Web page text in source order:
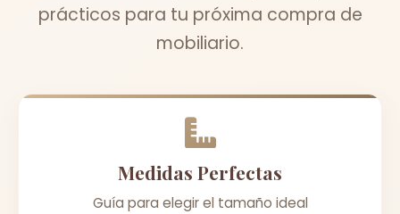
prácticos para tu próxima compra de
mobiliario.
Medidas Perfectas
Guía para elegir el tamaño ideal